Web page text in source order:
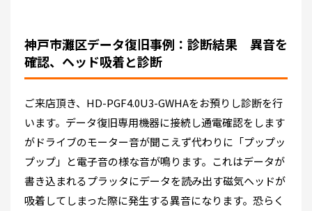
神戸市灘区データ復旧事例：診断結果 異音を
確認、ヘッド吸着と診断
ご来店頂き、HD-PGF4.0U3-GWHAをお預りし診断を行
います。データ復旧専用機器に接続し通電確認をします
がドライブのモーター音が聞こえず代わりに「プップッ
プップ」と電子音の様な音が鳴ります。これはデータが
書き込まれるプラッタにデータを読み出す磁気ヘッドが
吸着してしまった際に発生する異音になります。恐らく